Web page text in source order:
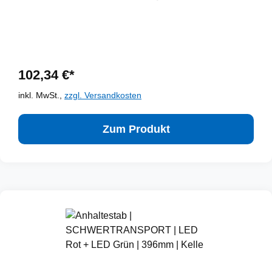
102,34 €*
inkl. MwSt., zzgl. Versandkosten
Zum Produkt